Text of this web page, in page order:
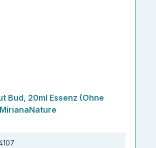
Bud, 20ml Essenz (Ohne